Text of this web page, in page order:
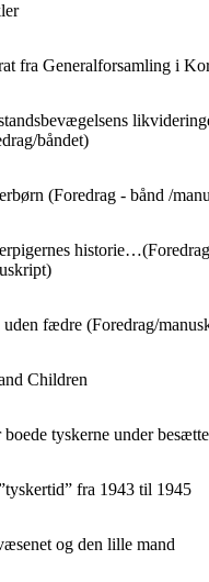
fra Generalforsamling i
båndet)
(Foredrag - bånd /
fædre (Foredrag/
Children
tyskerne under
fra 1943 til 1945
og den lille mand